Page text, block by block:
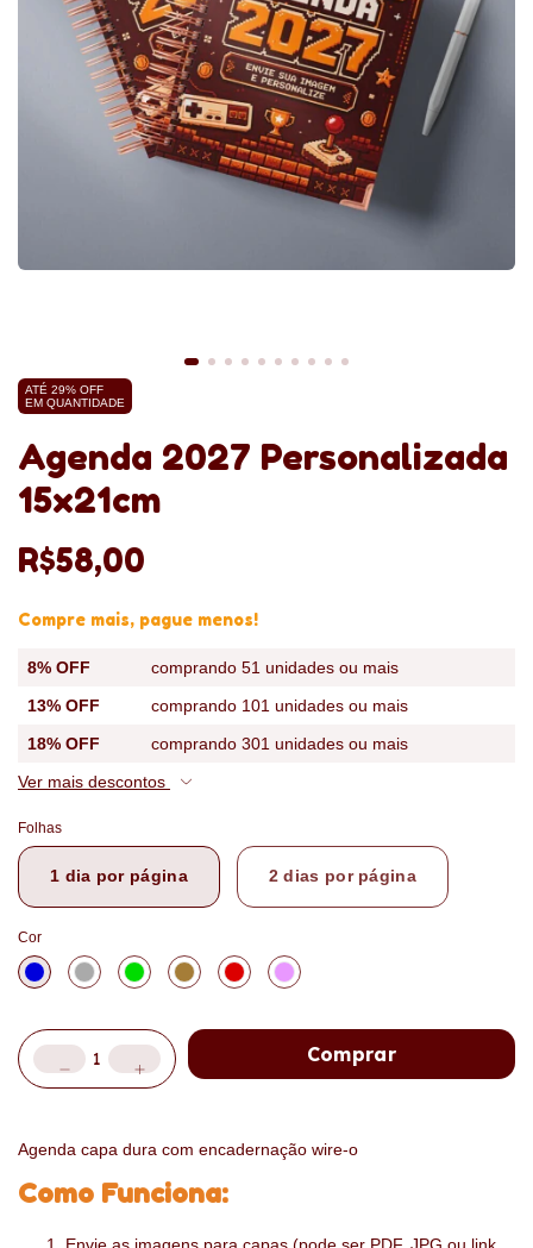
ATÉ 29% OFF
EM QUANTIDADE
Agenda 2027 Personalizada
15x21cm
R$58,00
Compre mais, pague menos!
8% OFF
comprando 51 unidades ou mais
13% OFF
comprando 101 unidades ou mais
18% OFF
comprando 301 unidades ou mais
Ver mais descontos
Folhas
1 dia por página 2 dias por página
Cor
Agenda capa dura com encadernação wire-o
Como Funciona:
Envie as imagens para capas (pode ser PDF, JPG ou link